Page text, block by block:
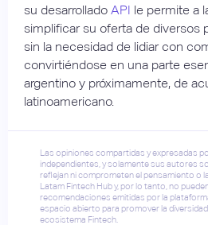
su desarrollado API le permite a
simplificar su oferta de diversos
sin la necesidad de lidiar con
convirtiéndose en una parte
argentino y próximamente, de
latinoamericano.
Las opiniones compartidas y expresadas
independientes, y solamente sus autores
reflejan ni comprometen el pensamiento o
Latam Fintech Hub y, por lo tanto, no
recomendaciones emitidas por la
espacio abierto para promover la
ecosistema Fintech.